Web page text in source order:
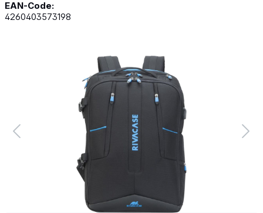
EAN-Code:
4260403573198
Bildergalerie überspringen